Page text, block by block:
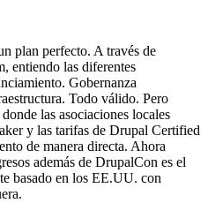
plan perfecto. A través de
entiendo las diferentes
Gobernanza
Todo válido. Pero
las asociaciones locales
y las tarifas de Drupal Certified
de manera directa. Ahora
además de DrupalCon es el
basado en los EE.UU. con